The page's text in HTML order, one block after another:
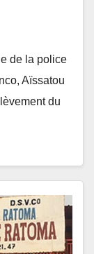
de la police
Aïssatou
du